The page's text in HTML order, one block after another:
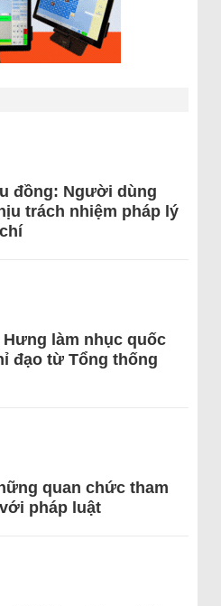
đồng: Người dùng
trách nhiệm pháp lý
làm nhục quốc
đạo từ Tổng thống
quan chức tham
pháp luật